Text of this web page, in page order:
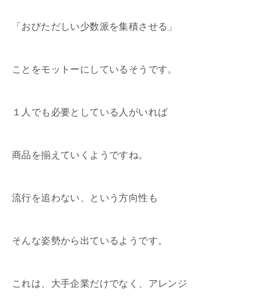
「おびただしい少数派を集積させる」
ことをモットーにしているそうです。
１人でも必要としている人がいれば
商品を揃えていくようですね。
流行を追わない、という方向性も
そんな姿勢から出ているようです。
これは、大手企業だけでなく、アレンジ